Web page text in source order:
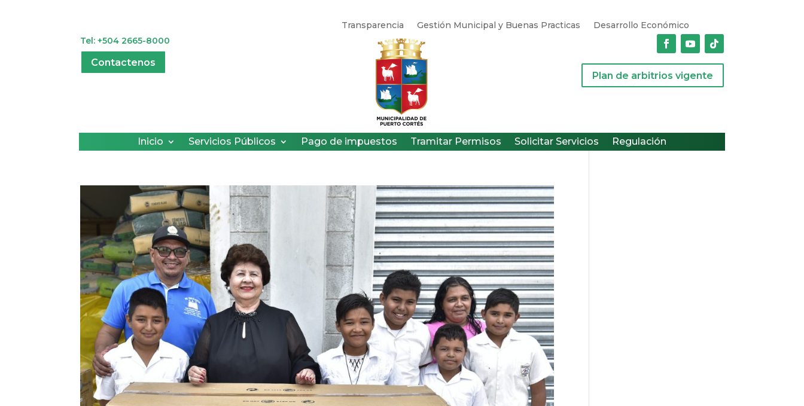
Transparencia Gestión Municipal y Buenas Practicas
Desarrollo Económico
Tel: +504 2665-8000
Contactenos
Plan de arbitrios vigente
Inicio Servicios Públicos Pago de impuestos Tramitar Permisos Solicitar Servicios Regulación